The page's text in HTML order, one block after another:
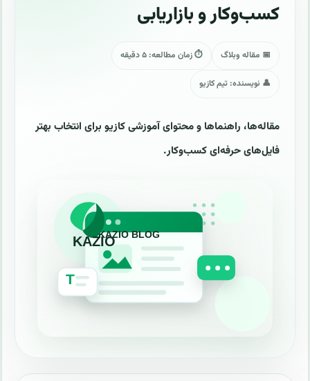
کسب‌وکار و بازاریابی
📅 مقاله وبلاگ ⏱ زمان مطالعه: ۵ دقیقه
👤 نویسنده: تیم کازیو
مقاله‌ها، راهنماها و محتوای آموزشی کازیو برای انتخاب بهتر
فایل‌های حرفه‌ای کسب‌وکار.